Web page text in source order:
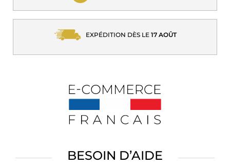
EXPÉDITION DÈS LE 17 AOÛT
BESOIN D’AIDE